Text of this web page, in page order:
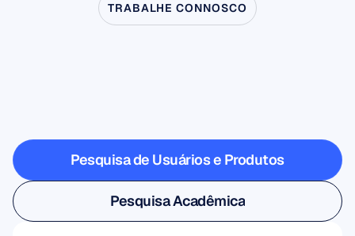
TRABALHE CONNOSCO
saidolaboratório
Pesquisa de Usuários e Produtos
Pesquisa de Usuários e Produtos
Pesquisa Acadêmica
Pesquisa Acadêmica